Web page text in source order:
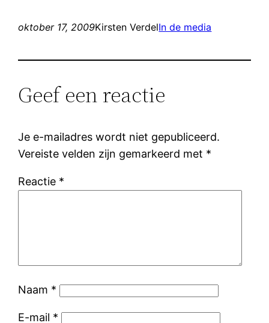
oktober 17, 2009Kirsten VerdelIn de media
Geef een reactie
Je e-mailadres wordt niet gepubliceerd.
Vereiste velden zijn gemarkeerd met *
Reactie *
Naam *
E-mail *